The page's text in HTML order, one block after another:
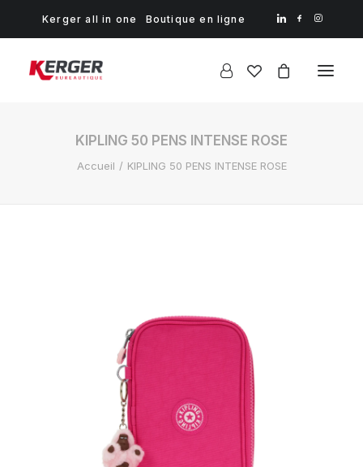
Kerger all in one Boutique en ligne
KIPLING 50 PENS INTENSE ROSE
Accueil KIPLING 50 PENS INTENSE ROSE